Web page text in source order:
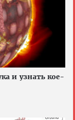
и узнать кое-